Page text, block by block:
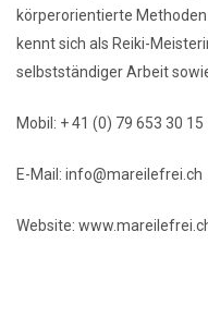
körperorientierte
kennt sich als Reiki-
selbstständiger Arbeit
Mobil: + 41 (0) 79 653 30 15
E-Mail: info@mareilefrei.ch
Website: